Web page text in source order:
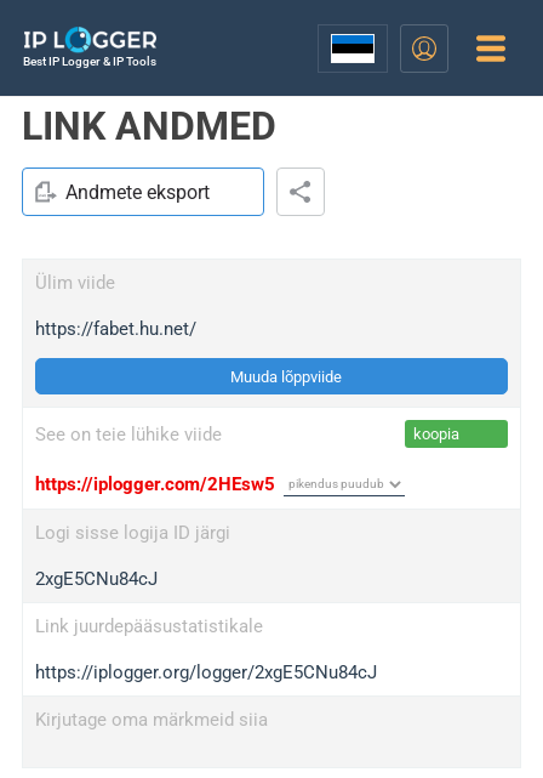
Best IP Logger & IP Tools
LINK ANDMED
Andmete eksport
Ülim viide
https://fabet.hu.net/
Muuda lõppviide
See on teie lühike viide koopia
https://iplogger.com/2HEsw5
Logi sisse logija ID järgi
2xgE5CNu84cJ
Link juurdepääsustatistikale
https://iplogger.org/logger/2xgE5CNu84cJ
Kirjutage oma märkmeid siia